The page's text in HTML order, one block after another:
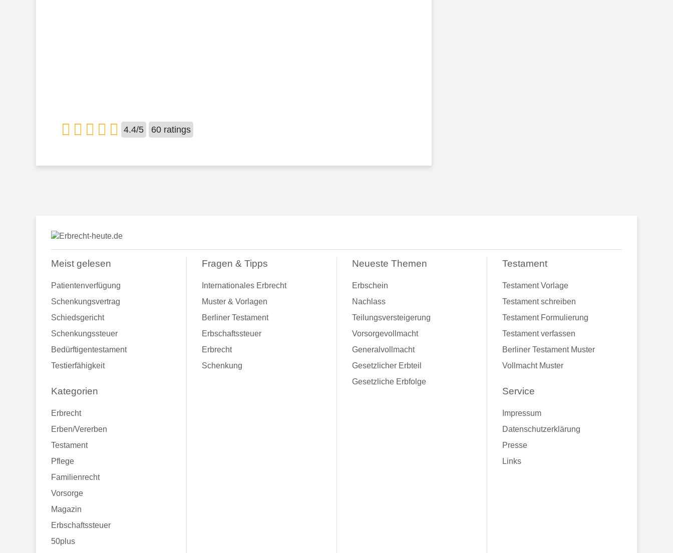
4.4/5 60 ratings
Meist gelesen
Patientenverfügung
Schenkungsvertrag
Schiedsgericht
Schenkungssteuer
Bedürftigentestament
Testierfähigkeit
Kategorien
Erbrecht
Erben/Vererben
Testament
Pflege
Familienrecht
Vorsorge
Magazin
Erbschaftssteuer
50plus
Fragen & Tipps
Internationales Erbrecht
Muster & Vorlagen
Berliner Testament
Erbschaftssteuer
Erbrecht
Schenkung
Neueste Themen
Erbschein
Nachlass
Teilungsversteigerung
Vorsorgevollmacht
Generalvollmacht
Gesetzlicher Erbteil
Gesetzliche Erbfolge
Testament
Testament Vorlage
Testament schreiben
Testament Formulierung
Testament verfassen
Berliner Testament Muster
Vollmacht Muster
Service
Impressum
Datenschutzerklärung
Presse
Links